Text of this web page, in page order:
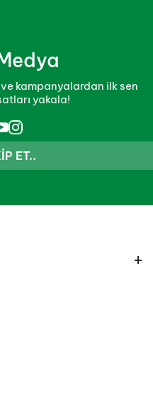
kampanyalardan ilk sen
yakala!
ET..